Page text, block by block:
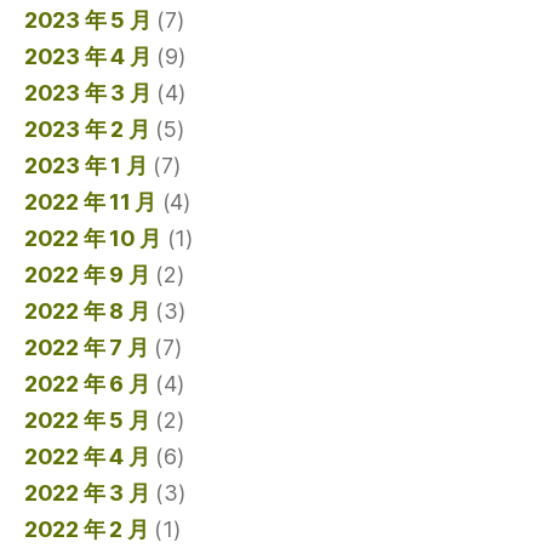
2023 年 5 月 (7)
2023 年 4 月 (9)
2023 年 3 月 (4)
2023 年 2 月 (5)
2023 年 1 月 (7)
2022 年 11 月 (4)
2022 年 10 月 (1)
2022 年 9 月 (2)
2022 年 8 月 (3)
2022 年 7 月 (7)
2022 年 6 月 (4)
2022 年 5 月 (2)
2022 年 4 月 (6)
2022 年 3 月 (3)
2022 年 2 月 (1)